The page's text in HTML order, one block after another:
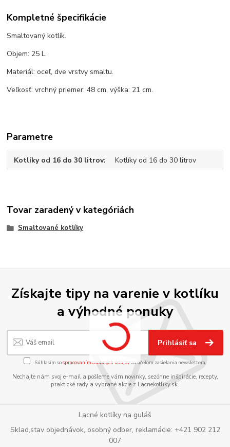
Kompletné špecifikácie
Smaltovaný kotlík.
Objem: 25 L.
Materiál: oceľ, dve vrstvy smaltu.
Veľkosť: vrchný priemer: 48 cm, výška: 21 cm.
Parametre
Kotlíky od 16 do 30 litrov Kotlíky od 16 do 30 litrov
Tovar zaradený v kategóriách
Smaltované kotlíky
Získajte tipy na varenie v kotlíku
a výhodné ponuky
Prihlásiť sa
Súhlasím sospracovaním osobných údajov za účelom zasielania newslettera.
Nechajte nám svoj e-mail a pošleme vám novinky, sezónne inšpirácie, recepty,
praktické rady a vybrané akcie z Lacnekotliky.sk.
Lacné kotlíky na guláš
Sklad,stav objednávok, osobný odber, reklamácie: +421 902 212
007